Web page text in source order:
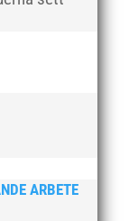
ARBETE